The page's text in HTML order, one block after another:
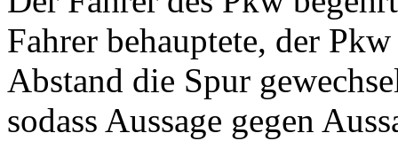
Fahrer behauptete, der
Abstand die Spur
sodass Aussage gegen